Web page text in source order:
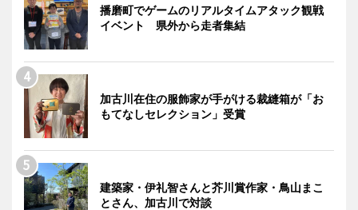
播磨町でゲームのリアルタイムアタック観戦
イベント 県外から走者集結
加古川在住の服飾家が手がける裁縫箱が「お
もてなしセレクション」受賞
建築家・伊礼智さんと芥川賞作家・鳥山まこ
とさん、加古川で対談